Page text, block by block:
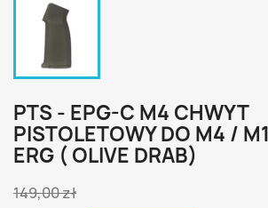
PTS - EPG-C M4 CHWYT
PISTOLETOWY DO M4 /
ERG ( OLIVE DRAB)
149,00 zł